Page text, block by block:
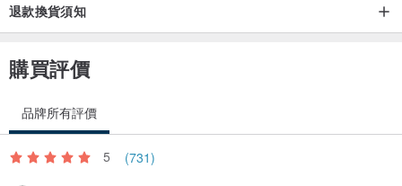
退款換貨須知
購買評價
品牌所有評價
5 (731)